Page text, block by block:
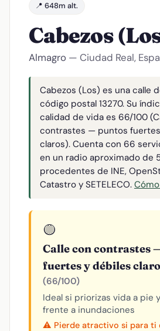
📍 648m alt.
Cabezos
Almagro — Ciudad Real,
Cabezos (Los) es una calle
código postal 13270. Su
calidad de vida es 66/100
contrastes — puntos
claros). Cuenta con 66
en un radio aproximado de
procedentes de INE,
Catastro y SETELECO.
🟡
Calle con contrastes
fuertes y débiles
(66/100)
Ideal si priorizas vida a pie
frente a inundaciones
⚠️ Pierde atractivo si para ti